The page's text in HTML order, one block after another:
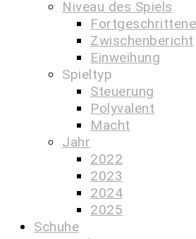
Niveau des Spiels
Zwischenbericht
Einweihung
Spieltyp
Steuerung
Polyvalent
Macht
Jahr
2022
2023
2024
2025
Schuhe